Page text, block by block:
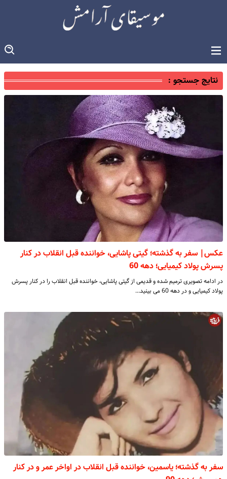
نتایج جستجو :
عکس| سفر به گذشته؛ گیتی پاشایی، خواننده قبل انقلاب در کنار
پسرش پولاد کیمیایی؛ دهه 60
در ادامه تصویری ترمیم شده و قدیمی از گیتی پاشایی، خواننده قبل انقلاب را در کنار پسرش
پولاد کیمیایی و در دهه 60 می بینید…
سفر به گذشته؛ یاسمین، خواننده قبل انقلاب در اواخر عمر و در کنار